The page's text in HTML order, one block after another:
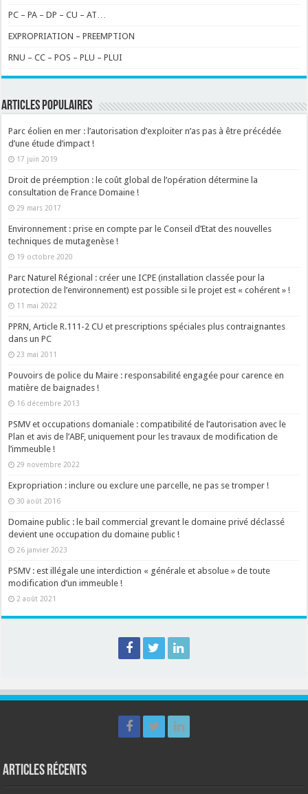
PC – PA – DP – CU – AT…
EXPROPRIATION – PREEMPTION
RNU – CC – POS – PLU – PLUI
ARTICLES POPULAIRES
Parc éolien en mer : l’autorisation d’exploiter n’as pas à être précédée
d’une étude d’impact !
17 juin 2019
Droit de préemption : le coût global de l’opération détermine la
consultation de France Domaine !
29 mars 2017
Environnement : prise en compte par le Conseil d’Etat des nouvelles
techniques de mutagenèse !
19 octobre 2020
Parc Naturel Régional : créer une ICPE (installation classée pour la
protection de l’environnement) est possible si le projet est « cohérent » !
11 mai 2022
PPRN, Article R.111-2 CU et prescriptions spéciales plus contraignantes
dans un PC
23 mai 2011
Pouvoirs de police du Maire : responsabilité engagée pour carence en
matière de baignades !
16 décembre 2013
PSMV et occupations domaniale : compatibilité de l’autorisation avec le
Plan et avis de l’ABF, uniquement pour les travaux de modification de
l’immeuble !
29 novembre 2022
Expropriation : inclure ou exclure une parcelle, ne pas se tromper !
30 août 2016
Domaine public : le bail commercial grevant le domaine privé déclassé
devient une occupation du domaine public !
26 janvier 2023
PSMV : est illégale une interdiction « générale et absolue » de toute
modification d’un immeuble !
2 août 2021
Articles récents